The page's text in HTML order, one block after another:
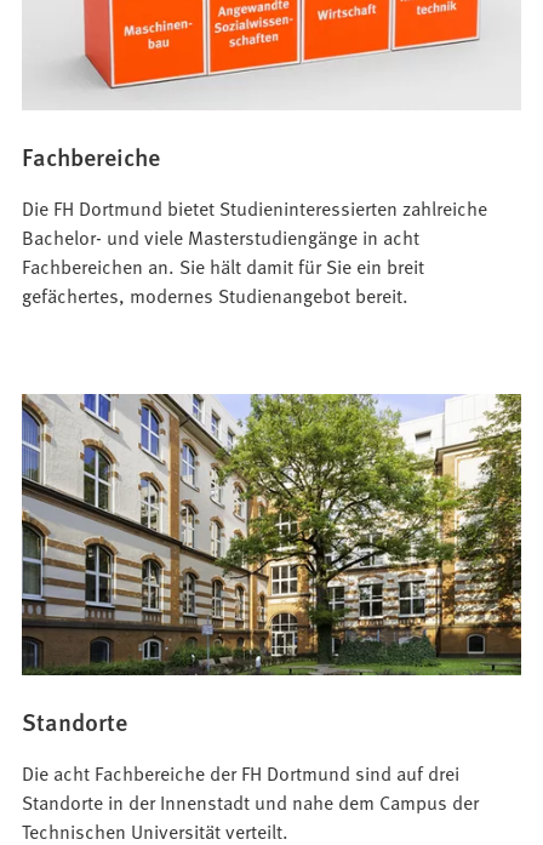
Fachbereiche
Die FH Dortmund bietet Studieninteressierten zahlreiche
Bachelor- und viele Masterstudiengänge in acht
Fachbereichen an. Sie hält damit für Sie ein breit
gefächertes, modernes Studienangebot bereit.
Standorte
Die acht Fachbereiche der FH Dortmund sind auf drei
Standorte in der Innenstadt und nahe dem Campus der
Technischen Universität verteilt.